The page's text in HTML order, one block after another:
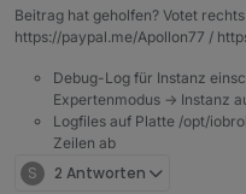
Beitrag hat geholfen? Votet
https://paypal.me/Apollon77 /
Debug-Log für Instanz
Expertenmodus -> Instanz
Logfiles auf Platte /opt/
Zeilen ab
S 2 Antworten